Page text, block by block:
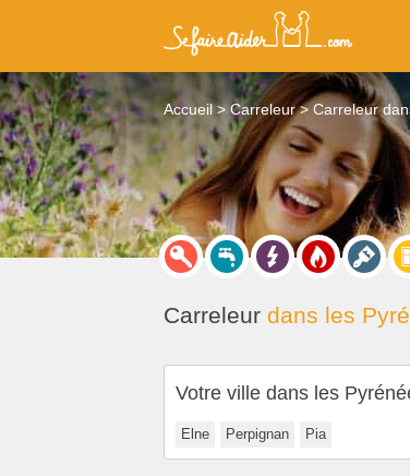
Accueil Carreleur Carreleur
Carreleur dans les
Votre ville dans les
Elne Perpignan Pia